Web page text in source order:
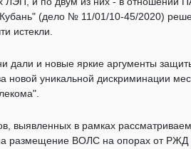
(дело № 11/01/10-45/2020)
истекли.
дали и новые яркие аргументы
новой уникальной дискриминации
выявленных в рамках
размещение ВОЛС на опорах от РЖД